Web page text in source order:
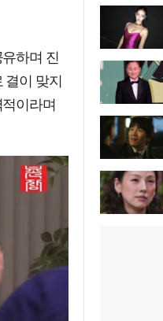
하며 진
결이 맞지
이라며